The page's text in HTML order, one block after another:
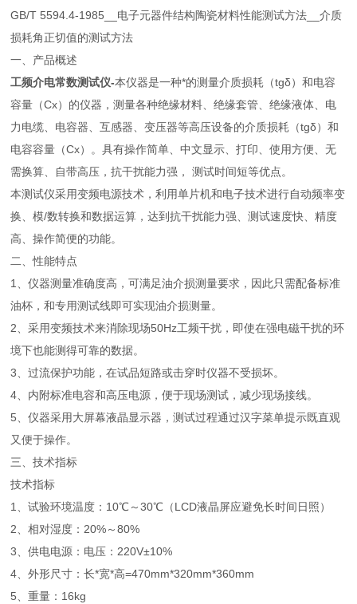
GB/T 5594.4-1985__电子元器件结构陶瓷材料性能测试方法__介质
损耗角正切值的测试方法
一、产品概述
工频介电常数测试仪-本仪器是一种*的测量介质损耗（tgδ）和电容
容量（Cx）的仪器，测量各种绝缘材料、绝缘套管、绝缘液体、电
力电缆、电容器、互感器、变压器等高压设备的介质损耗（tgδ）和
电容容量（Cx）。具有操作简单、中文显示、打印、使用方便、无
需换算、自带高压，抗干扰能力强， 测试时间短等优点。
本测试仪采用变频电源技术，利用单片机和电子技术进行自动频率变
换、模/数转换和数据运算，达到抗干扰能力强、测试速度快、精度
高、操作简便的功能。
二、性能特点
1、仪器测量准确度高，可满足油介损测量要求，因此只需配备标准
油杯，和专用测试线即可实现油介损测量。
2、采用变频技术来消除现场50Hz工频干扰，即使在强电磁干扰的环
境下也能测得可靠的数据。
3、过流保护功能，在试品短路或击穿时仪器不受损坏。
4、内附标准电容和高压电源，便于现场测试，减少现场接线。
5、仪器采用大屏幕液晶显示器，测试过程通过汉字菜单提示既直观
又便于操作。
三、技术指标
技术指标
1、试验环境温度：10℃～30℃（LCD液晶屏应避免长时间日照）
2、相对湿度：20%～80%
3、供电电源：电压：220V±10%
4、外形尺寸：长*宽*高=470mm*320mm*360mm
5、重量：16kg